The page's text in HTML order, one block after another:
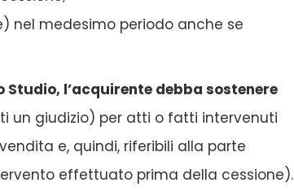
nel medesimo periodo anche se
l’acquirente debba sostenere
un giudizio) per atti o fatti intervenuti
e, quindi, riferibili alla parte
effettuato prima della cessione).